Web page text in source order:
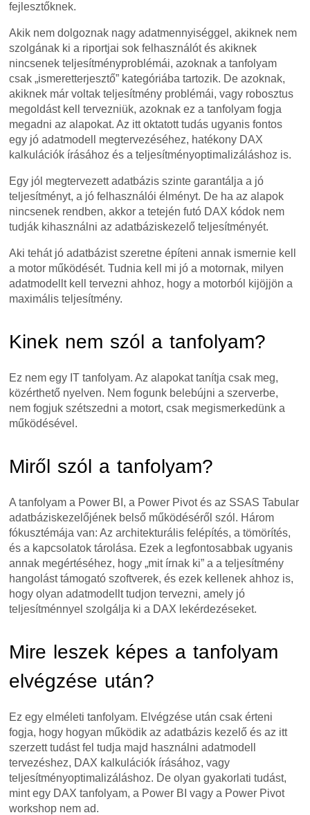
fejlesztőknek.
Akik nem dolgoznak nagy adatmennyiséggel, akiknek nem
szolgának ki a riportjai sok felhasználót és akiknek
nincsenek teljesítményproblémái, azoknak a tanfolyam
csak „ismeretterjesztő” kategóriába tartozik. De azoknak,
akiknek már voltak teljesítmény problémái, vagy robosztus
megoldást kell tervezniük, azoknak ez a tanfolyam fogja
megadni az alapokat. Az itt oktatott tudás ugyanis fontos
egy jó adatmodell megtervezéséhez, hatékony DAX
kalkulációk írásához és a teljesítményoptimalizáláshoz is.
Egy jól megtervezett adatbázis szinte garantálja a jó
teljesítményt, a jó felhasználói élményt. De ha az alapok
nincsenek rendben, akkor a tetején futó DAX kódok nem
tudják kihasználni az adatbáziskezelő teljesítményét.
Aki tehát jó adatbázist szeretne építeni annak ismernie kell
a motor működését. Tudnia kell mi jó a motornak, milyen
adatmodellt kell tervezni ahhoz, hogy a motorból kijöjjön a
maximális teljesítmény.
Kinek nem szól a tanfolyam?
Ez nem egy IT tanfolyam. Az alapokat tanítja csak meg,
közérthető nyelven. Nem fogunk belebújni a szerverbe,
nem fogjuk szétszedni a motort, csak megismerkedünk a
működésével.
Miről szól a tanfolyam?
A tanfolyam a Power BI, a Power Pivot és az SSAS Tabular
adatbáziskezelőjének belső működéséről szól. Három
fókusztémája van: Az architekturális felépítés, a tömörítés,
és a kapcsolatok tárolása. Ezek a legfontosabbak ugyanis
annak megértéséhez, hogy „mit írnak ki” a a teljesítmény
hangolást támogató szoftverek, és ezek kellenek ahhoz is,
hogy olyan adatmodellt tudjon tervezni, amely jó
teljesítménnyel szolgálja ki a DAX lekérdezéseket.
Mire leszek képes a tanfolyam
elvégzése után?
Ez egy elméleti tanfolyam. Elvégzése után csak érteni
fogja, hogy hogyan működik az adatbázis kezelő és az itt
szerzett tudást fel tudja majd használni adatmodell
tervezéshez, DAX kalkulációk írásához, vagy
teljesítményoptimalizáláshoz. De olyan gyakorlati tudást,
mint egy DAX tanfolyam, a Power BI vagy a Power Pivot
workshop nem ad.